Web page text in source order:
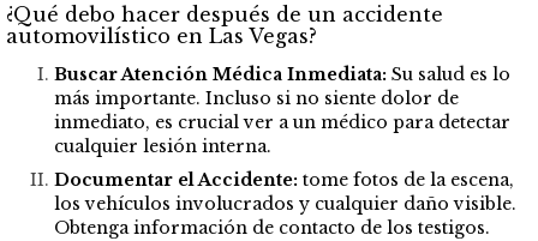
¿Qué debo hacer después de un accidente
automovilístico en Las Vegas?
Buscar Atención Médica Inmediata: Su salud es lo
más importante. Incluso si no siente dolor de
inmediato, es crucial ver a un médico para detectar
cualquier lesión interna.
Documentar el Accidente: tome fotos de la escena,
los vehículos involucrados y cualquier daño visible.
Obtenga información de contacto de los testigos.